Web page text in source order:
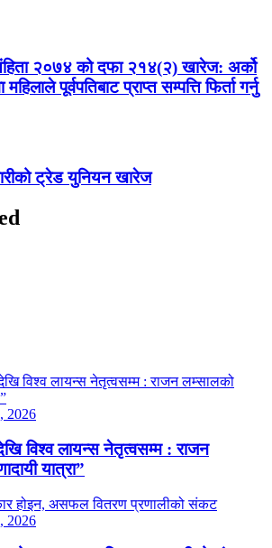
२०७४ को दफा २१४(२) खारेज: अर्को
महिलाले पूर्वपतिबाट प्राप्त सम्पत्ति फिर्ता गर्नु
ट्रेड युनियन खारेज
2026
विश्व लायन्स नेतृत्वसम्म : राजन
यात्रा”
2026